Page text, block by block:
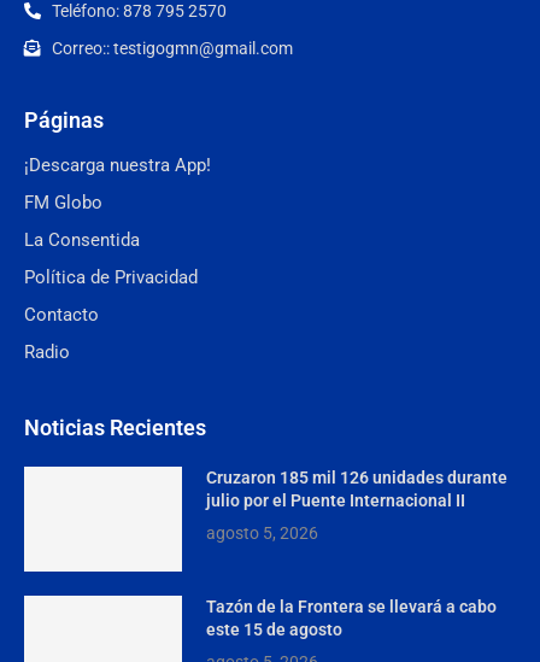
Teléfono: 878 795 2570
Correo:: testigogmn@gmail.com
Páginas
¡Descarga nuestra App!
FM Globo
La Consentida
Política de Privacidad
Contacto
Radio
Noticias Recientes
Cruzaron 185 mil 126 unidades durante
julio por el Puente Internacional II
agosto 5, 2026
Tazón de la Frontera se llevará a cabo
este 15 de agosto